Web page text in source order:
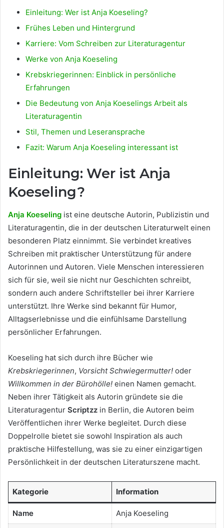
Einleitung: Wer ist Anja Koeseling?
Frühes Leben und Hintergrund
Karriere: Vom Schreiben zur Literaturagentur
Werke von Anja Koeseling
Krebskriegerinnen: Einblick in persönliche
Erfahrungen
Die Bedeutung von Anja Koeselings Arbeit als
Literaturagentin
Stil, Themen und Leseransprache
Fazit: Warum Anja Koeseling interessant ist
Einleitung: Wer ist Anja
Koeseling?
Anja Koeseling ist eine deutsche Autorin, Publizistin und
Literaturagentin, die in der deutschen Literaturwelt einen
besonderen Platz einnimmt. Sie verbindet kreatives
Schreiben mit praktischer Unterstützung für andere
Autorinnen und Autoren. Viele Menschen interessieren
sich für sie, weil sie nicht nur Geschichten schreibt,
sondern auch andere Schriftsteller bei ihrer Karriere
unterstützt. Ihre Werke sind bekannt für Humor,
Alltagserlebnisse und die einfühlsame Darstellung
persönlicher Erfahrungen.
Koeseling hat sich durch ihre Bücher wie
Krebskriegerinnen, Vorsicht Schwiegermutter! oder
Willkommen in der Bürohölle! einen Namen gemacht.
Neben ihrer Tätigkeit als Autorin gründete sie die
Literaturagentur Scriptzz in Berlin, die Autoren beim
Veröffentlichen ihrer Werke begleitet. Durch diese
Doppelrolle bietet sie sowohl Inspiration als auch
praktische Hilfestellung, was sie zu einer einzigartigen
Persönlichkeit in der deutschen Literaturszene macht.
Kategorie Information
Name Anja Koeseling